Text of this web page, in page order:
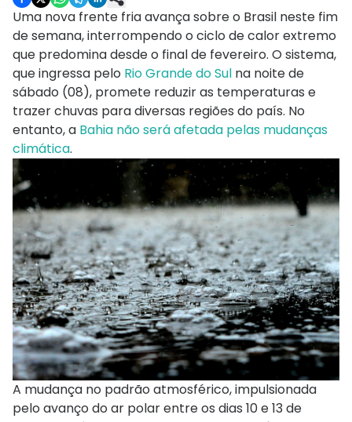
Uma nova frente fria avança sobre o Brasil neste fim
de semana, interrompendo o ciclo de calor extremo
que predomina desde o final de fevereiro. O sistema,
que ingressa pelo Rio Grande do Sul na noite de
sábado (08), promete reduzir as temperaturas e
trazer chuvas para diversas regiões do país. No
entanto, a Bahia não será afetada pelas mudanças
climática.
A mudança no padrão atmosférico, impulsionada
pelo avanço do ar polar entre os dias 10 e 13 de